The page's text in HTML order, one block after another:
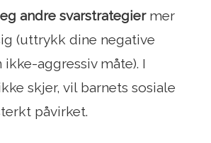
andre svarstrategiermer
(uttrykk dine negative
aggressiv måte). I
skjer, vil barnets sosiale
påvirket.